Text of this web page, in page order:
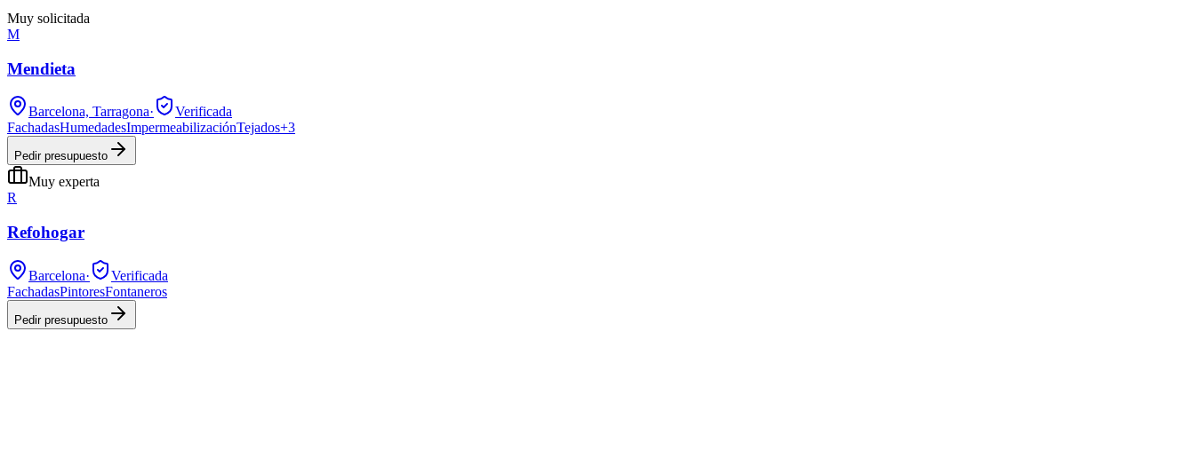
Muy solicitada
M
Mendieta
Barcelona, Tarragona·
Verificada
FachadasHumedadesImpermeabilizaciónTejados+3
Pedir presupuesto
Muy experta
R
Refohogar
Barcelona·
Verificada
FachadasPintoresFontaneros
Pedir presupuesto